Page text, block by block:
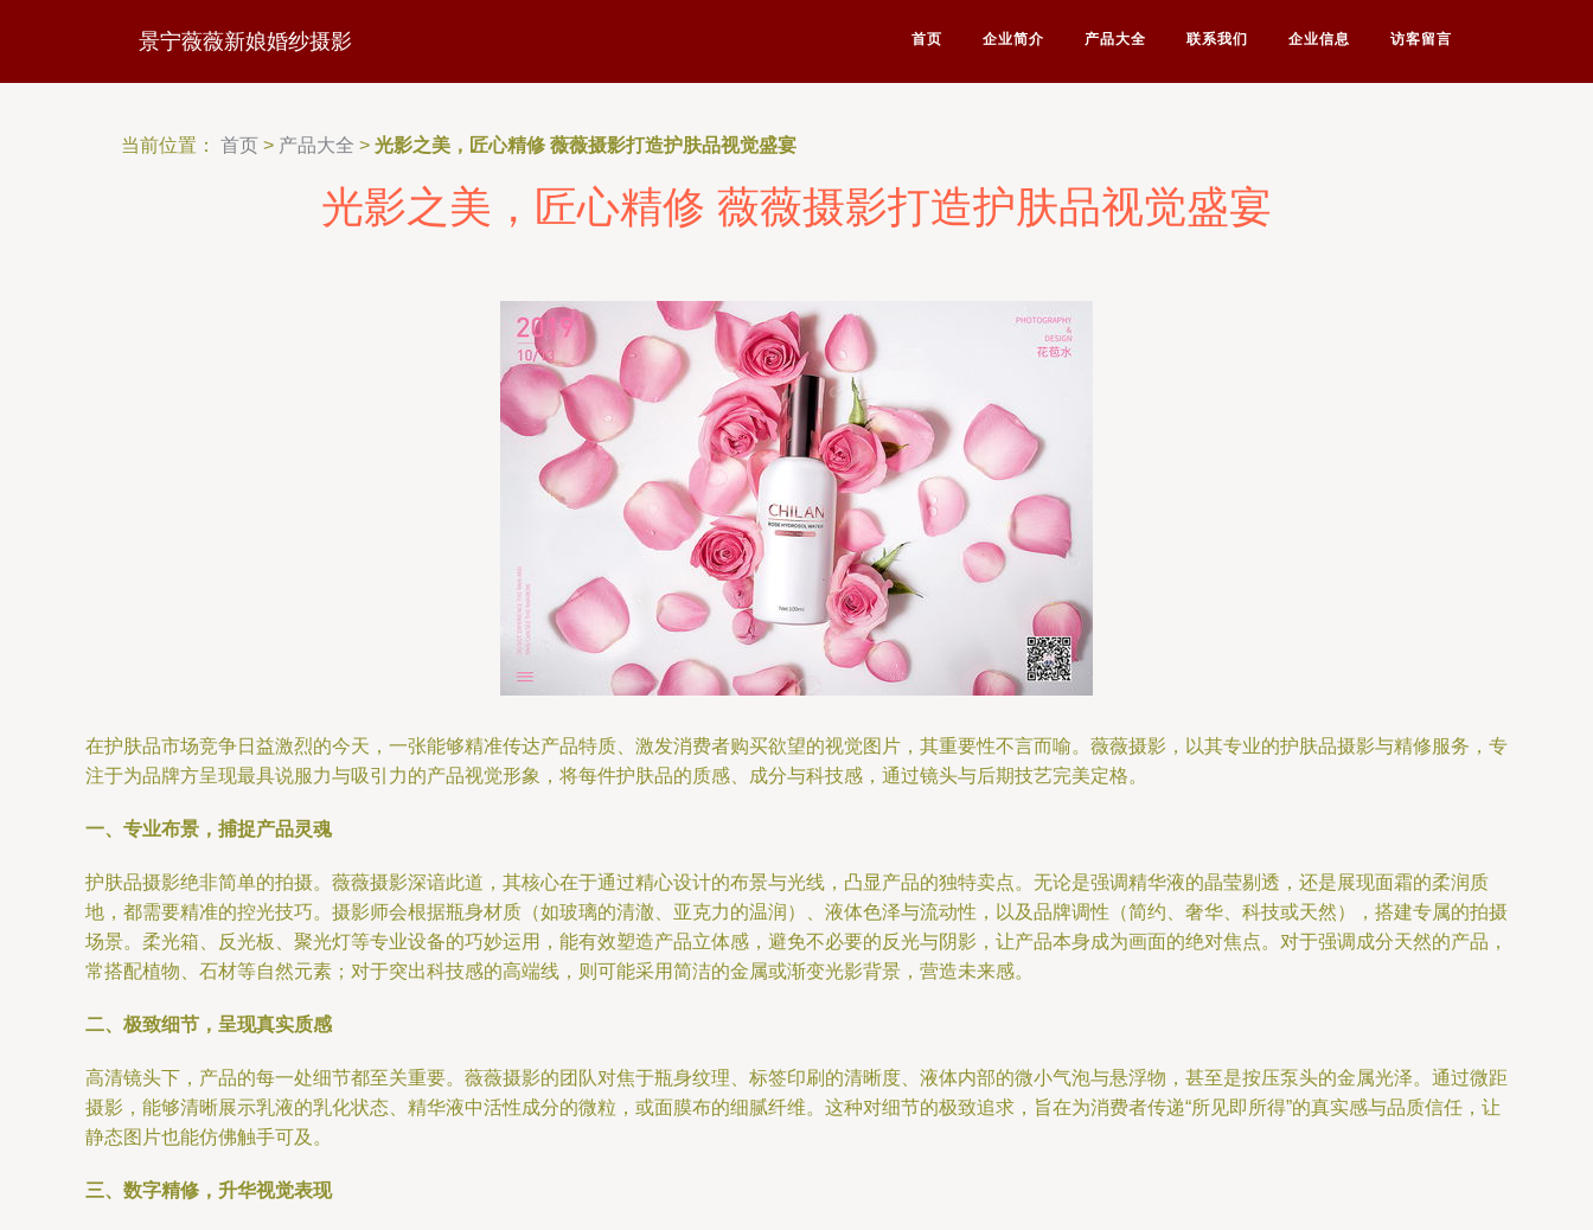
景宁薇薇新娘婚纱摄影 首页 企业简介 产品大全 联系我们 企业信息 访客留言
当前位置： 首页 > 产品大全 > 光影之美，匠心精修 薇薇摄影打造护肤品视觉盛宴
光影之美，匠心精修 薇薇摄影打造护肤品视觉盛宴
在护肤品市场竞争日益激烈的今天，一张能够精准传达产品特质、激发消费者购买欲望的视觉图片，其重要性不言而喻。薇薇摄影，以其专业的护肤品摄影与精修服务，专
注于为品牌方呈现最具说服力与吸引力的产品视觉形象，将每件护肤品的质感、成分与科技感，通过镜头与后期技艺完美定格。
一、专业布景，捕捉产品灵魂
护肤品摄影绝非简单的拍摄。薇薇摄影深谙此道，其核心在于通过精心设计的布景与光线，凸显产品的独特卖点。无论是强调精华液的晶莹剔透，还是展现面霜的柔润质
地，都需要精准的控光技巧。摄影师会根据瓶身材质（如玻璃的清澈、亚克力的温润）、液体色泽与流动性，以及品牌调性（简约、奢华、科技或天然），搭建专属的拍摄
场景。柔光箱、反光板、聚光灯等专业设备的巧妙运用，能有效塑造产品立体感，避免不必要的反光与阴影，让产品本身成为画面的绝对焦点。对于强调成分天然的产品，
常搭配植物、石材等自然元素；对于突出科技感的高端线，则可能采用简洁的金属或渐变光影背景，营造未来感。
二、极致细节，呈现真实质感
高清镜头下，产品的每一处细节都至关重要。薇薇摄影的团队对焦于瓶身纹理、标签印刷的清晰度、液体内部的微小气泡与悬浮物，甚至是按压泵头的金属光泽。通过微距
摄影，能够清晰展示乳液的乳化状态、精华液中活性成分的微粒，或面膜布的细腻纤维。这种对细节的极致追求，旨在为消费者传递“所见即所得”的真实感与品质信任，让
静态图片也能仿佛触手可及。
三、数字精修，升华视觉表现